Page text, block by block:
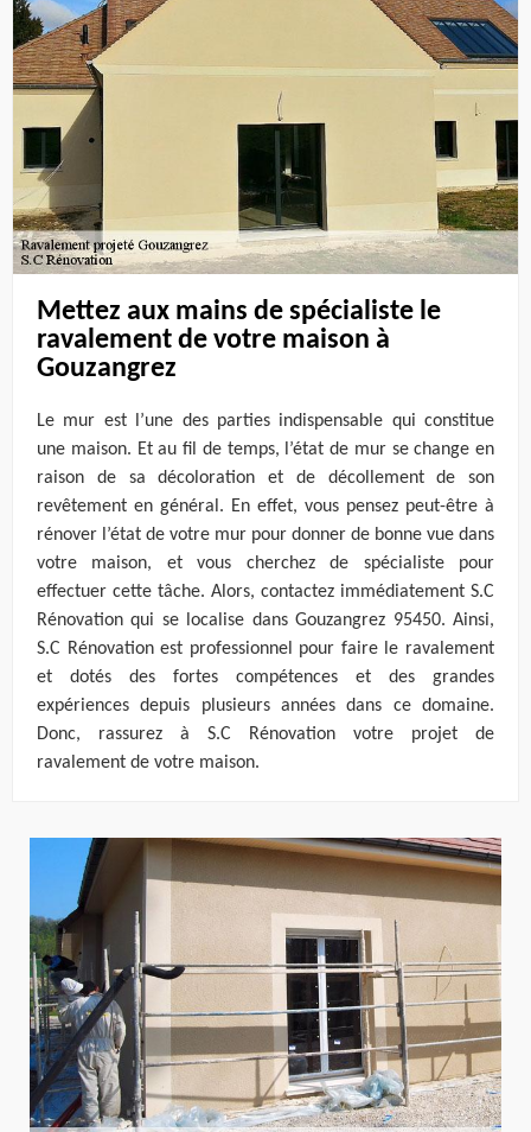
Mettez aux mains de spécialiste le
ravalement de votre maison à
Gouzangrez
Le mur est l’une des parties indispensable qui constitue
une maison. Et au fil de temps, l’état de mur se change en
raison de sa décoloration et de décollement de son
revêtement en général. En effet, vous pensez peut-être à
rénover l’état de votre mur pour donner de bonne vue dans
votre maison, et vous cherchez de spécialiste pour
effectuer cette tâche. Alors, contactez immédiatement S.C
Rénovation qui se localise dans Gouzangrez 95450. Ainsi,
S.C Rénovation est professionnel pour faire le ravalement
et dotés des fortes compétences et des grandes
expériences depuis plusieurs années dans ce domaine.
Donc, rassurez à S.C Rénovation votre projet de
ravalement de votre maison.